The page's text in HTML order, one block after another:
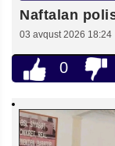
Naftalan
03 avqust 2026 18:24
0